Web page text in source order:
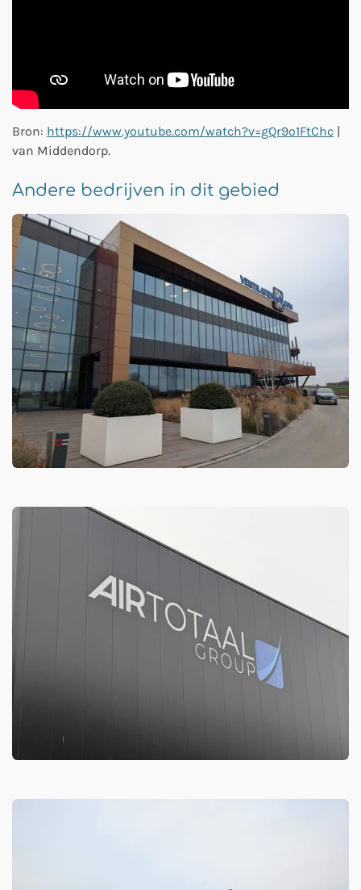
Bron: https://www.youtube.com/watch?v=gQr9o1FtChc
van Middendorp.
Andere bedrijven in dit gebied